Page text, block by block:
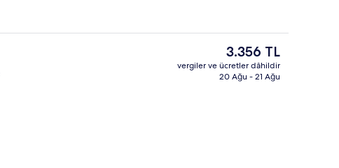
Kaliteli yatak takımı, odada kasa, masa
Şu
anki
fiyat
3.356 TL
vergiler ve ücretler dâhildir
20 Ağu - 21 Ağu